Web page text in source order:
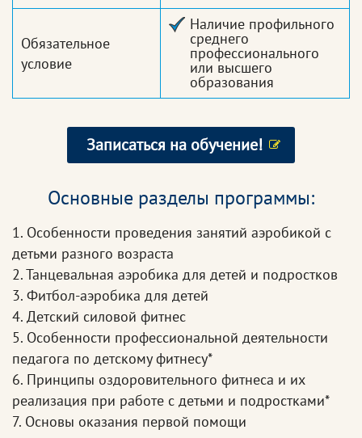
Обязательное
условие
Наличие профильного
среднего
профессионального
или высшего
образования
Записаться на обучение!
Основные разделы программы:
1. Особенности проведения занятий аэробикой с
детьми разного возраста
2. Танцевальная аэробика для детей и подростков
3. Фитбол-аэробика для детей
4. Детский силовой фитнес
5. Особенности профессиональной деятельности
педагога по детскому фитнесу*
6. Принципы оздоровительного фитнеса и их
реализация при работе с детьми и подростками*
7. Основы оказания первой помощи